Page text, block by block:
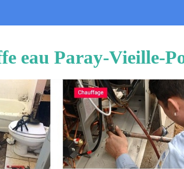
eau Paray-Vieille-